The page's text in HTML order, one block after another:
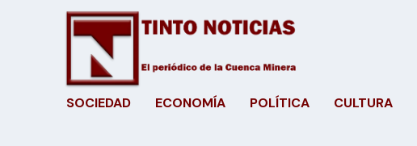
SOCIEDAD ECONOMÍA POLÍTICA CULTURA